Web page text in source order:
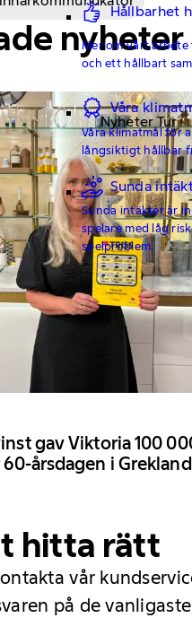
Hållbarhet
Mer om vårt
och ett hållbart
Våra
Våra klimatmål för
långsiktigt hållbar
Sunda
Sunda intäkter är
spelare med låg
spelproblem.
nyheter
Nyheter Tur
gav Viktoria 100
årsdagen i Grekland
hitta rätt
vår
på de